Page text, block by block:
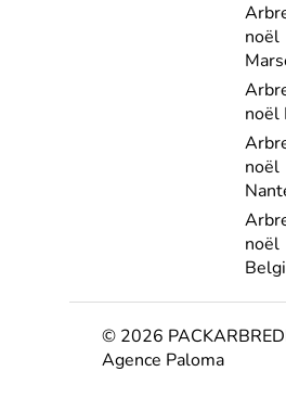
noël
noël
noël
noël
© 2026
Agence Paloma